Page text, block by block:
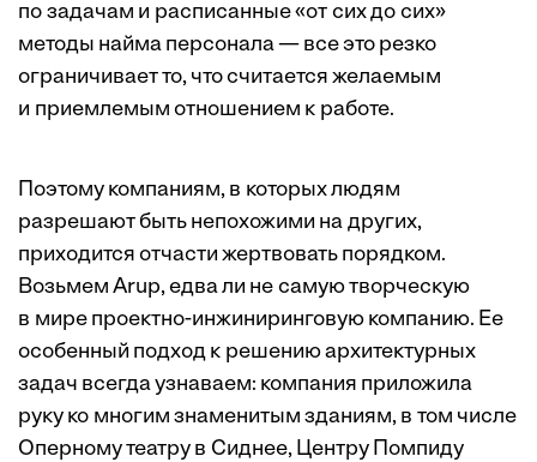
по задачам и расписанные «от сих до сих»
методы найма персонала — все это резко
ограничивает то, что считается желаемым
и приемлемым отношением к работе.
Поэтому компаниям, в которых людям
разрешают быть непохожими на других,
приходится отчасти жертвовать порядком.
Возьмем Arup, едва ли не самую творческую
в мире проект­но-инжиниринговую компанию. Ее
особенный подход к решению архитектурных
задач всегда узнаваем: компания приложила
руку ко многим знаменитым зданиям, в том числе
Оперному театру в Сиднее, Центру Помпиду